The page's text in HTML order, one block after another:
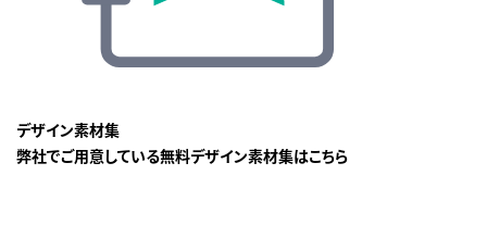
デザイン素材集
弊社でご用意している無料デザイン素材集はこちら